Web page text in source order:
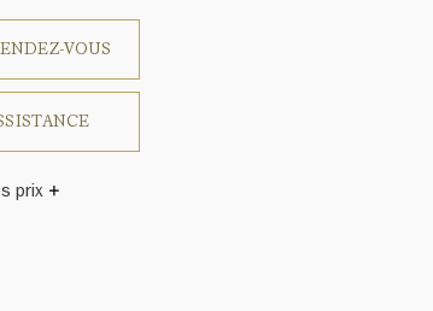
VOUS
prix